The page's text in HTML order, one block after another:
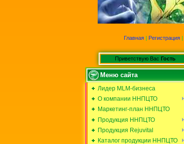
Главная | Регистрация |
Приветствую Вас Гость
Меню сайта
Лидер MLM-бизнеса
О компании ННПЦТО
Маркетинг-план ННПЦТО
Продукция ННПЦТО
Продукция Rejuvital
Каталог продукции ННПЦТО